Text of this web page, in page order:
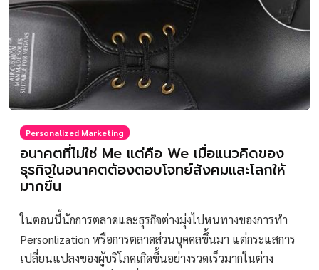
Personalized Marketing
อนาคตที่ไม่ใช่ Me แต่คือ We เมื่อแนวคิดของ
ธุรกิจในอนาคตต้องตอบโจทย์สังคมและโลกให้
มากขึ้น
ในตอนนี้นักการตลาดและธุรกิจต่างมุ่งไปหนทางของการทำ
Personlization หรือการตลาดส่วนบุคคลขึ้นมา แต่กระแสการ
เปลี่ยนแปลงของผู้บริโภคเกิดขึ้นอย่างรวดเร็วมากในต่าง